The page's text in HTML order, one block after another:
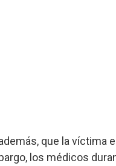
que la víctima
los médicos